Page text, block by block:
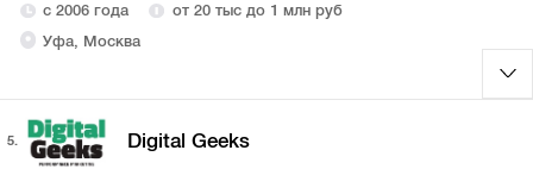
с 2006 года
от 20 тыс до 1 млн руб
Уфа, Москва
5. Digital Geeks